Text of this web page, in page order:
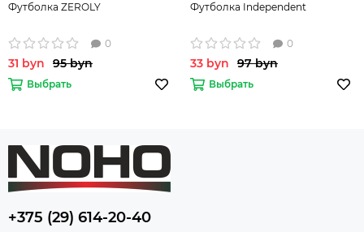
Футболка ZEROLY
0
31 byn 95 byn
Выбрать
Футболка Independent
0
33 byn 97 byn
Выбрать
+375 (29) 614-20-40